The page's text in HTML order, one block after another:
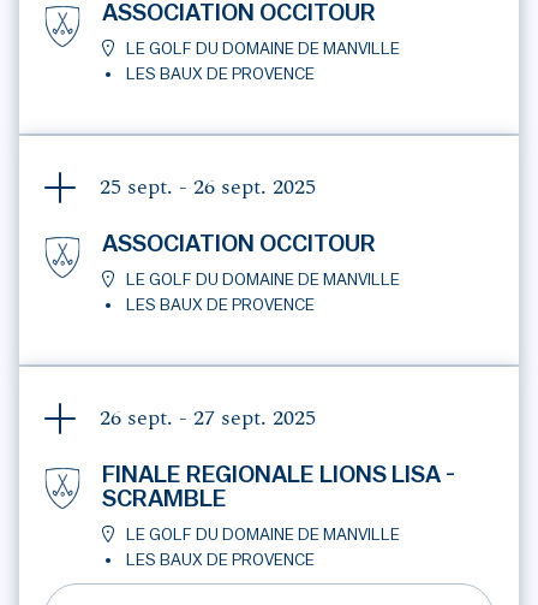
ASSOCIATION OCCITOUR
LE GOLF DU DOMAINE DE MANVILLE
LES BAUX DE PROVENCE
25 sept. - 26 sept. 2025
ASSOCIATION OCCITOUR
LE GOLF DU DOMAINE DE MANVILLE
LES BAUX DE PROVENCE
26 sept. - 27 sept. 2025
FINALE REGIONALE LIONS LISA -
SCRAMBLE
LE GOLF DU DOMAINE DE MANVILLE
LES BAUX DE PROVENCE